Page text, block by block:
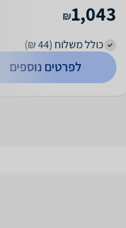
1,043
₪
כולל משלוח (44 ₪)
לפרטים נוספים